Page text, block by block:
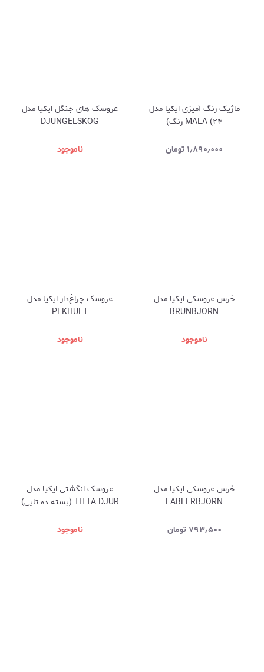
ماژیک رنگ آمیزی ایکیا مدل
MALA (۲۴ رنگ)
۱٫۸۹۰٫۰۰۰ تومان
عروسک های جنگل ایکیا مدل
DJUNGELSKOG
ناموجود
خرس عروسکی ایکیا مدل
BRUNBJORN
ناموجود
عروسک چراغ‌دار ایکیا مدل
PEKHULT
ناموجود
خرس عروسکی ایکیا مدل
FABLERBJORN
۷۹۳٫۵۰۰ تومان
عروسک انگشتی ایکیا مدل
TITTA DJUR (بسته ده تایی)
ناموجود